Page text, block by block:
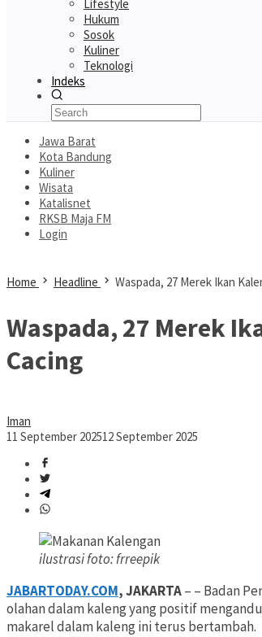
Lifestyle
Hukum
Sosok
Kuliner
Teknologi
Indeks
Jawa Barat
Kota Bandung
Kuliner
Wisata
Katalisnet
RKSB Maja FM
Login
Home Headline Waspada, 27 Merek Ikan
Waspada, 27 Merek
Cacing
Iman
11 September 202512 September 2025
ilustrasi foto: frreepik
JABARTODAY.COM, JAKARTA– – Badan
olahan dalam kaleng yang positif
makarel dalam kaleng ini terus bertambah.